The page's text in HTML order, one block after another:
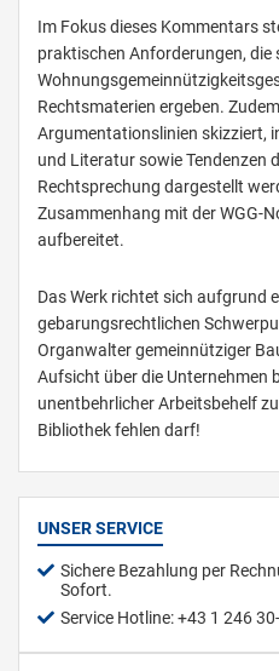
Im Fokus dieses Kommentars
praktischen Anforderungen, die
Rechtsmaterien ergeben.
Argumentationslinien skizziert,
und Literatur sowie Tendenzen
Rechtsprechung dargestellt
Zusammenhang mit der WGG-
aufbereitet.
Das Werk richtet sich aufgrund
gebarungsrechtlichen
Organwalter gemeinnütziger
Aufsicht über die Unternehmen
unentbehrlicher Arbeitsbehelf
Bibliothek fehlen darf!
UNSER SERVICE
Sichere Bezahlung per
Sofort.
Service Hotline: +43 1 246